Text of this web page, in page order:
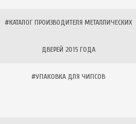
#КАТАЛОГ ПРОИЗВОДИТЕЛЯ МЕТАЛЛИЧЕСКИХ
ДВЕРЕЙ 2015 ГОДА
#УПАКОВКА ДЛЯ ЧИПСОВ